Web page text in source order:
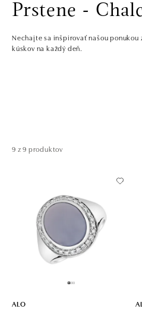
Prstene -
Nechajte sa inšpirovať našou ponukou
kúskov na každý deň.
9 z 9 produktov
ALO